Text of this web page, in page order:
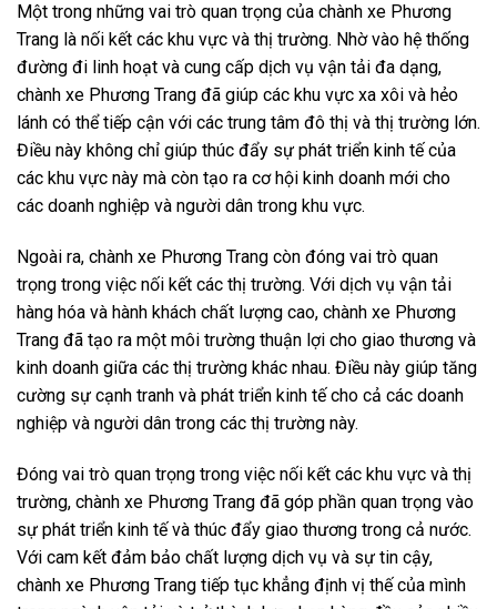
Một trong những vai trò quan trọng của chành xe Phương
Trang là nối kết các khu vực và thị trường. Nhờ vào hệ thống
đường đi linh hoạt và cung cấp dịch vụ vận tải đa dạng,
chành xe Phương Trang đã giúp các khu vực xa xôi và hẻo
lánh có thể tiếp cận với các trung tâm đô thị và thị trường lớn.
Điều này không chỉ giúp thúc đẩy sự phát triển kinh tế của
các khu vực này mà còn tạo ra cơ hội kinh doanh mới cho
các doanh nghiệp và người dân trong khu vực.
Ngoài ra, chành xe Phương Trang còn đóng vai trò quan
trọng trong việc nối kết các thị trường. Với dịch vụ vận tải
hàng hóa và hành khách chất lượng cao, chành xe Phương
Trang đã tạo ra một môi trường thuận lợi cho giao thương và
kinh doanh giữa các thị trường khác nhau. Điều này giúp tăng
cường sự cạnh tranh và phát triển kinh tế cho cả các doanh
nghiệp và người dân trong các thị trường này.
Đóng vai trò quan trọng trong việc nối kết các khu vực và thị
trường, chành xe Phương Trang đã góp phần quan trọng vào
sự phát triển kinh tế và thúc đẩy giao thương trong cả nước.
Với cam kết đảm bảo chất lượng dịch vụ và sự tin cậy,
chành xe Phương Trang tiếp tục khẳng định vị thế của mình